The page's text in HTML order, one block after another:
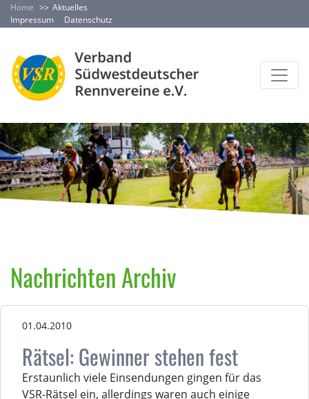
Home
Aktuelles
Impressum
Datenschutz
Nachrichten Archiv
01.04.2010
Rätsel: Gewinner stehen fest
Erstaunlich viele Einsendungen gingen für das
VSR-Rätsel ein, allerdings waren auch einige